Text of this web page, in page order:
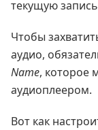
текущую
Чтобы
аудио,
Name, которое
аудиоплеером.
Вот как